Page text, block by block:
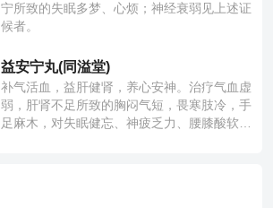
宁所致的失眠多梦、心烦；神经衰弱见上述证
候者。
益安宁丸(同溢堂)
补气活血，益肝健肾，养心安神。治疗气血虚
弱，肝肾不足所致的胸闷气短，畏寒肢冷，手
足麻木，对失眠健忘、神疲乏力、腰膝酸软也